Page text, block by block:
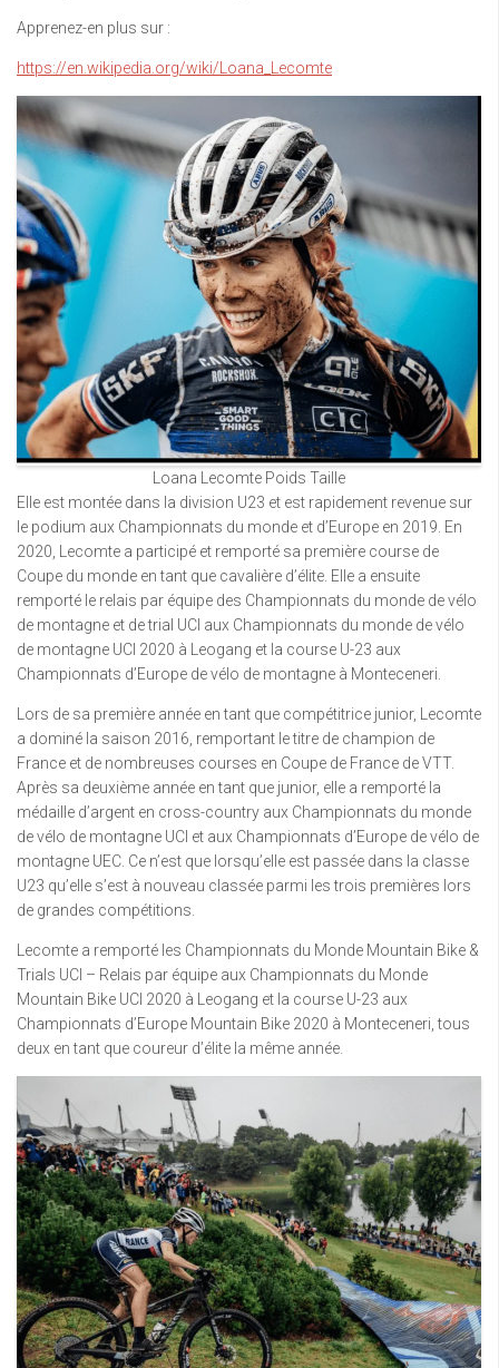
Apprenez-en plus sur :
https://en.wikipedia.org/wiki/Loana_Lecomte
Loana Lecomte Poids Taille
Elle est montée dans la division U23 et est rapidement revenue sur
le podium aux Championnats du monde et d’Europe en 2019. En
2020, Lecomte a participé et remporté sa première course de
Coupe du monde en tant que cavalière d’élite. Elle a ensuite
remporté le relais par équipe des Championnats du monde de vélo
de montagne et de trial UCI aux Championnats du monde de vélo
de montagne UCI 2020 à Leogang et la course U-23 aux
Championnats d’Europe de vélo de montagne à Monteceneri.
Lors de sa première année en tant que compétitrice junior, Lecomte
a dominé la saison 2016, remportant le titre de champion de
France et de nombreuses courses en Coupe de France de VTT.
Après sa deuxième année en tant que junior, elle a remporté la
médaille d’argent en cross-country aux Championnats du monde
de vélo de montagne UCI et aux Championnats d’Europe de vélo de
montagne UEC. Ce n’est que lorsqu’elle est passée dans la classe
U23 qu’elle s’est à nouveau classée parmi les trois premières lors
de grandes compétitions.
Lecomte a remporté les Championnats du Monde Mountain Bike &
Trials UCI – Relais par équipe aux Championnats du Monde
Mountain Bike UCI 2020 à Leogang et la course U-23 aux
Championnats d’Europe Mountain Bike 2020 à Monteceneri, tous
deux en tant que coureur d’élite la même année.